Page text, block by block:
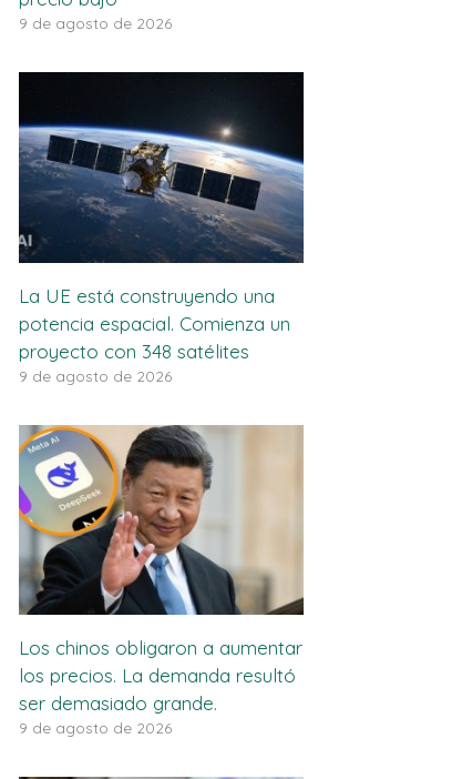
9 de agosto de 2026
La UE está construyendo una
potencia espacial. Comienza un
proyecto con 348 satélites
9 de agosto de 2026
Los chinos obligaron a aumentar
los precios. La demanda resultó
ser demasiado grande.
9 de agosto de 2026